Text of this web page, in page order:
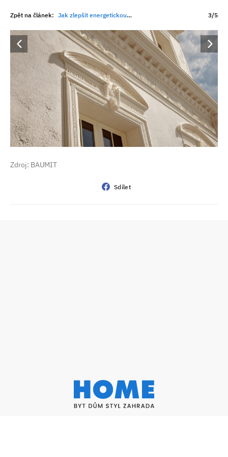
Zpět na článek: Jak zlepšit energetickou účinnost bez zateplení? Řešením jsou thermo omítky 3/5
Zdroj: BAUMIT
Sdílet